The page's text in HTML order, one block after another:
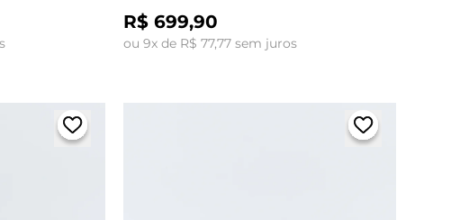
R$ 699,90
ou 9x de R$ 77,77 sem juros